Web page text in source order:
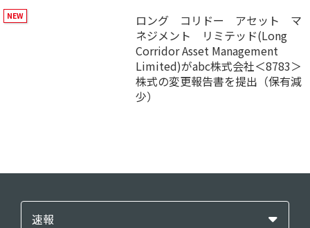
ロング コリドー アセット マ
ネジメント リミテッド(Long
Corridor Asset Management
Limited)がabc株式会社＜8783＞
株式の変更報告書を提出（保有減
少）
速報